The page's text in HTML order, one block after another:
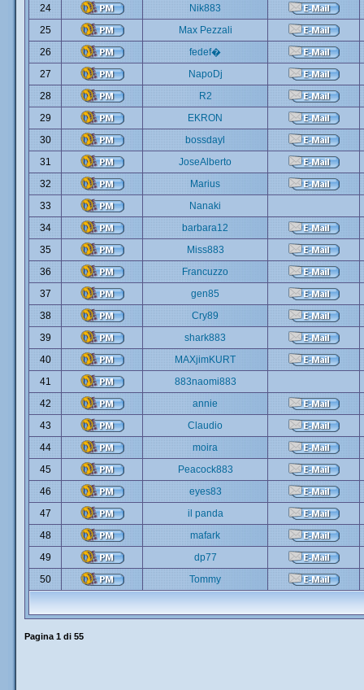
24
Nik883
25
Max Pezzali
26
fedef�
27
NapoDj
28
R2
29
EKRON
30
bossdayl
31
JoseAlberto
32
Marius
33
Nanaki
34
barbara12
35
Miss883
36
Francuzzo
37
gen85
38
Cry89
39
shark883
40
MAXjimKURT
41
883naomi883
42
annie
43
Claudio
44
moira
45
Peacock883
46
eyes83
47
il panda
48
mafark
49
dp77
50
Tommy
Pagina 1 di 55